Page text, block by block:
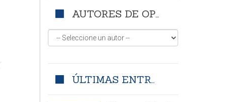
AUTORES DE OPINIÓN
ÚLTIMAS ENTRADAS